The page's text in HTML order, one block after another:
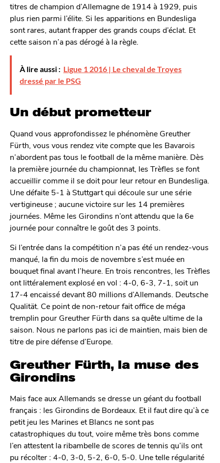
titres de champion d’Allemagne de 1914 à 1929, puis
plus rien parmi l’élite. Si les apparitions en Bundesliga
sont rares, autant frapper des grands coups d’éclat. Et
cette saison n’a pas dérogé à la règle.
À lire aussi : Ligue 1 2016 | Le cheval de Troyes
dressé par le PSG
Un début prometteur
Quand vous approfondissez le phénomène Greuther
Fürth, vous vous rendez vite compte que les Bavarois
n’abordent pas tous le football de la même manière. Dès
la première journée du championnat, les Trèfles se font
accueillir comme il se doit pour leur retour en Bundesliga.
Une défaite 5-1 à Stuttgart qui découle sur une série
vertigineuse ; aucune victoire sur les 14 premières
journées. Même les Girondins n’ont attendu que la 6e
journée pour connaître le goût des 3 points.
Si l’entrée dans la compétition n’a pas été un rendez-vous
manqué, la fin du mois de novembre s’est muée en
bouquet final avant l’heure. En trois rencontres, les Trèfles
ont littéralement explosé en vol : 4-0, 6-3, 7-1, soit un
17-4 encaissé devant 80 millions d’Allemands. Deutsche
Qualität. Ce point de non-retour fait office de méga
tremplin pour Greuther Fürth dans sa quête ultime de la
saison. Nous ne parlons pas ici de maintien, mais bien de
titre de pire défense d’Europe.
Greuther Fürth, la muse des
Girondins
Mais face aux Allemands se dresse un géant du football
français : les Girondins de Bordeaux. Et il faut dire qu’à ce
petit jeu les Marines et Blancs ne sont pas
catastrophiques du tout, voire même très bons comme
l’en attestent la ribambelle de scores de tennis qu’ils ont
pu récolter : 4-0, 3-0, 5-2, 6-0, 5-0. Une telle régularité